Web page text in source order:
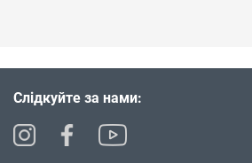
Слідкуйте за нами: